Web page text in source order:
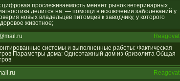
цифровая прослеживаемость меняет рынок ветеринарных
делится на: — помощи в исключении заболеваний у
новых владельцев питомцев к заводчику, у которого
животное;
Reagovat
системы и выполненные работы: Фактическая
Параметры дома: Одноэтажный дом из бризолита Общая
Reagovat